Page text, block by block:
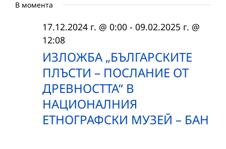
В момента
ИЗЛОЖБА „БЪЛГАРСКИТЕ
ПЛЪСТИ – ПОСЛАНИЕ ОТ
ДРЕВНОСТТА“ В
НАЦИОНАЛНИЯ
ЕТНОГРАФСКИ МУЗЕЙ – БАН
17.12.2024 г. @ 0:00 - 09.02.2025 г. @
12:08